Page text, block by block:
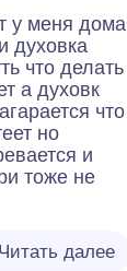
у меня дома
духовка
что делать
а духовк
что
но
и
тоже не
Читать далее